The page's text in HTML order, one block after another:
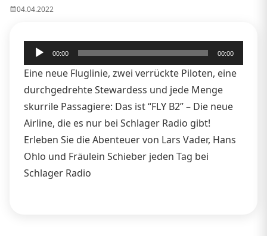
04.04.2022
Audio-
Player
00:00 00:00
Eine neue Fluglinie, zwei verrückte Piloten, eine
durchgedrehte Stewardess und jede Menge
skurrile Passagiere: Das ist “FLY B2” – Die neue
Airline, die es nur bei Schlager Radio gibt!
Erleben Sie die Abenteuer von Lars Vader, Hans
Ohlo und Fräulein Schieber jeden Tag bei
Schlager Radio